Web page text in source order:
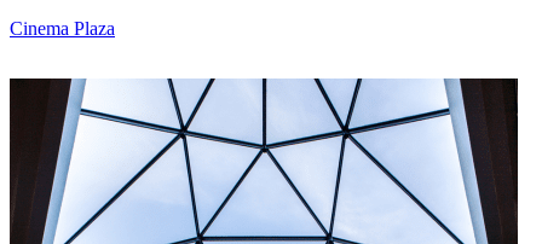
Cinema Plaza